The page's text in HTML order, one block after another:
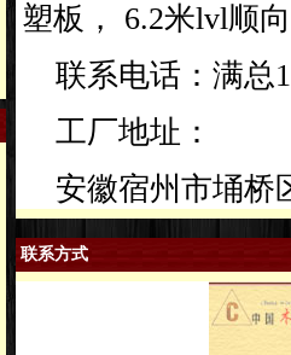
塑板， 6.2米lvl顺
联系电话：满总
工厂地址：
安徽宿州市埇桥
联系方式